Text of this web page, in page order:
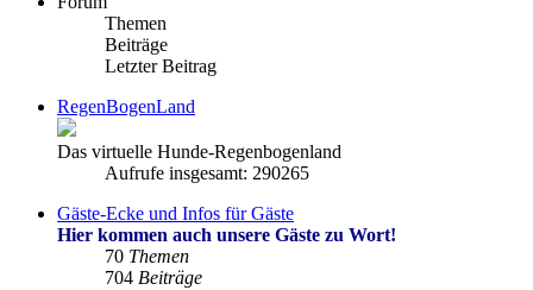
Themen
Beiträge
Letzter Beitrag
RegenBogenLand
Das virtuelle Hunde-Regenbogenland
Aufrufe insgesamt: 290265
Gäste-Ecke und Infos für Gäste
Hier kommen auch unsere Gäste zu Wort!
70 Themen
704 Beiträge